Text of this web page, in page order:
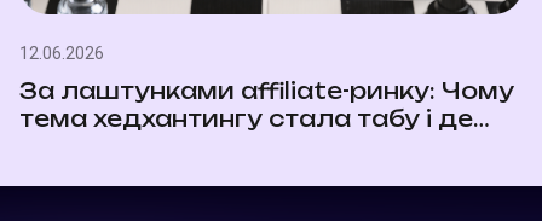
12.06.2026
За лаштунками affiliate-ринку: Чому
тема хедхантингу стала табу і де